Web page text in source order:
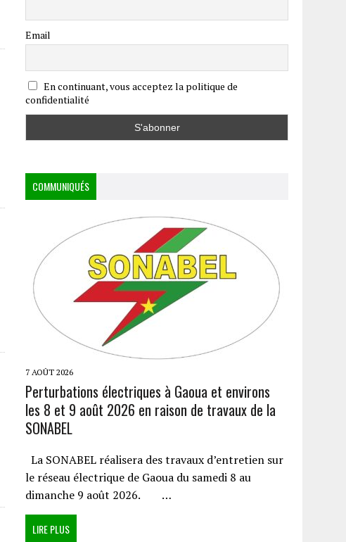
Email
En continuant, vous acceptez la politique de
confidentialité
COMMUNIQUÉS
7 AOÛT 2026
Perturbations électriques à Gaoua et environs
les 8 et 9 août 2026 en raison de travaux de la
SONABEL
La SONABEL réalisera des travaux d’entretien sur
le réseau électrique de Gaoua du samedi 8 au
dimanche 9 août 2026. …
LIRE PLUS